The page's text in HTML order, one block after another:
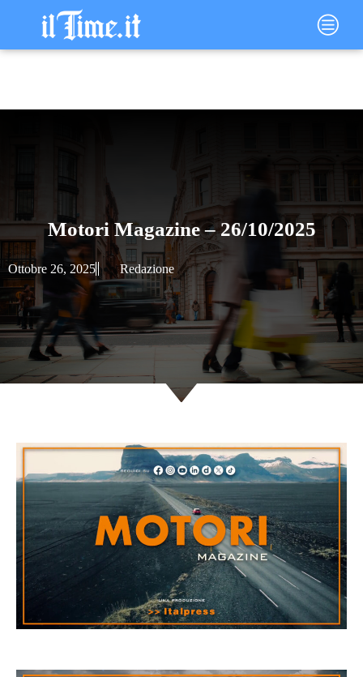
contenuto
Main
Menu
Motori Magazine – 26/10/2025
Ottobre 26, 2025 Redazione